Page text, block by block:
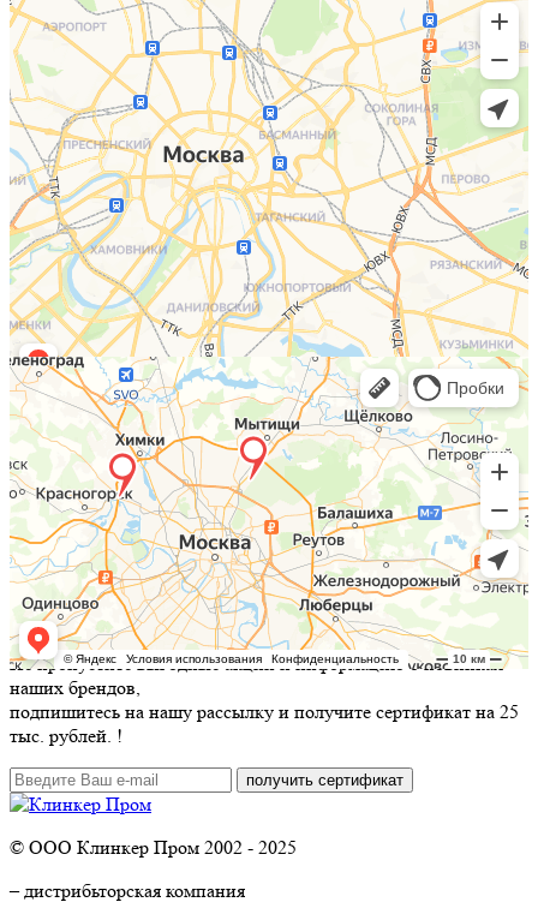
Не пропустите выгодные акции и информацию о новинках
наших брендов,
подпишитесь на нашу рассылку и получите сертификат на 25
тыс. рублей. !
© ООО Клинкер Пром 2002 - 2025
– дистрибьторская компания